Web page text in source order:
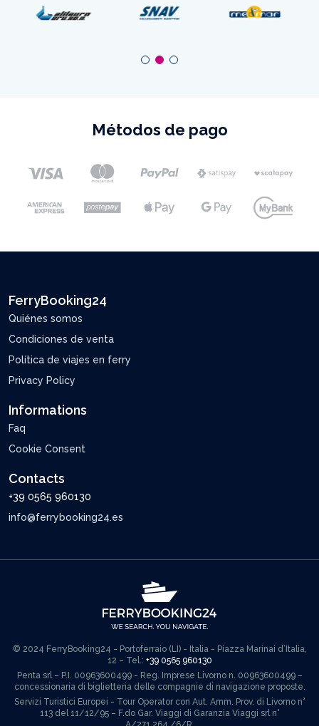
Métodos de pago
FerryBooking24
Quiénes somos
Condiciones de venta
Política de viajes en ferry
Privacy Policy
Informations
Faq
Cookie Consent
Contacts
+39 0565 960130
info@ferrybooking24.es
© 2024 FerryBooking24 - Portoferraio (LI) - Italia - Piazza Marinai d’Italia,
12 – Tel.: +39 0565 960130
Penta srl – P.I. 00963600499 - Reg. Imprese Livorno n. 00963600499 –
concessionaria di biglietteria delle compagnie di navigazione proposte.
Servizi Turistici Europei - Tour Operator con Aut. Amm. Prov. di Livorno n°
113 del 11/12/95 – F.do Gar. Viaggi di Garanzia Viaggi srl n°